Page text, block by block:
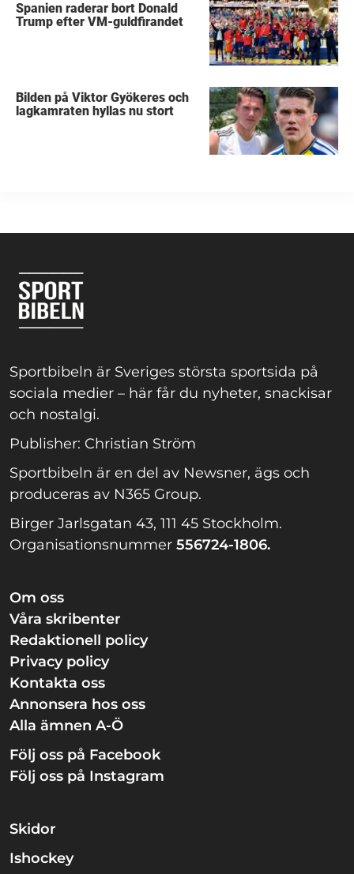
Spanien raderar bort Donald
Trump efter VM-guldfirandet
Bilden på Viktor Gyökeres och
lagkamraten hyllas nu stort
Sportbibeln är Sveriges största sportsida på
sociala medier – här får du nyheter, snackisar
och nostalgi.
Publisher: Christian Ström
Sportbibeln är en del av Newsner, ägs och
produceras av N365 Group.
Birger Jarlsgatan 43, 111 45 Stockholm.
Organisationsnummer 556724-1806.
Om oss
Våra skribenter
Redaktionell policy
Privacy policy
Kontakta oss
Annonsera hos oss
Alla ämnen A-Ö
Följ oss på Facebook
Följ oss på Instagram
Skidor
Ishockey